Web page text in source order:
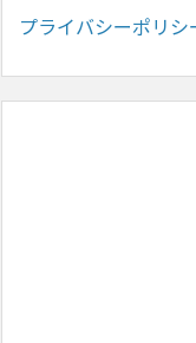
プライバシーポリシ